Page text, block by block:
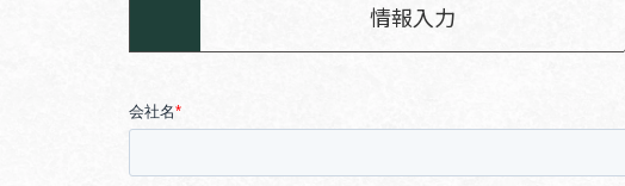
情報入力